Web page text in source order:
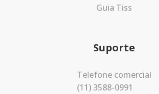
Guia Tiss
Suporte
Telefone comercial
(11) 3588-0991